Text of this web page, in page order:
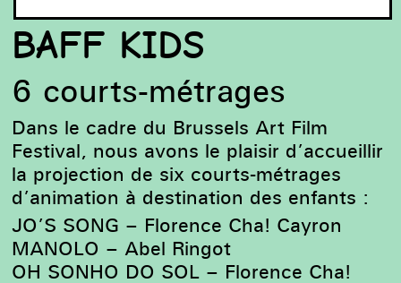
sonho-do-sol
BAFF KIDS
6 courts-métrages
Dans le cadre du Brussels Art Film
Festival, nous avons le plaisir d’accueillir
la projection de six courts-métrages
d’animation à destination des enfants :
JO’S SONG – Florence Cha! Cayron
MANOLO – Abel Ringot
OH SONHO DO SOL – Florence Cha!